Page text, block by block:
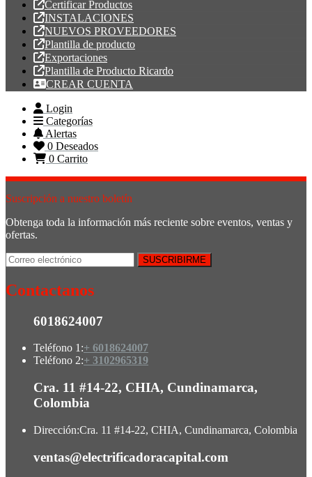
Certificar Productos
INSTALACIONES
NUEVOS PROVEEDORES
Plantilla de producto
Exportaciones
Plantilla de Producto Ricardo
CREAR CUENTA
Login
Categorías
Alertas
0 Deseados
0 Carrito
Suscripción a nuestro boletín
Obtenga toda la información más reciente sobre eventos, ventas y
ofertas.
Contactanos
6018624007
Teléfono 1:+ 6018624007
Teléfono 2:+ 3102965319
Cra. 11 #14-22, CHIA, Cundinamarca,
Colombia
Dirección:Cra. 11 #14-22, CHIA, Cundinamarca, Colombia
ventas@electrificadoracapital.com